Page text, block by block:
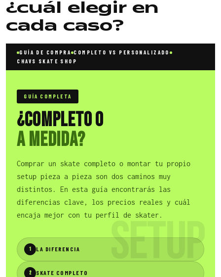
¿cuál elegir en
cada caso?
GUÍA DE COMPRA COMPLETO VS PERSONALIZADO
CHAVS SKATE SHOP
SETUP
GUÍA COMPLETA
¿Completo o
a medida?
Comprar un skate completo o montar tu propio
setup pieza a pieza son dos caminos muy
distintos. En esta guía encontrarás las
diferencias clave, los precios reales y cuál
encaja mejor con tu perfil de skater.
1 LA DIFERENCIA
2 SKATE COMPLETO